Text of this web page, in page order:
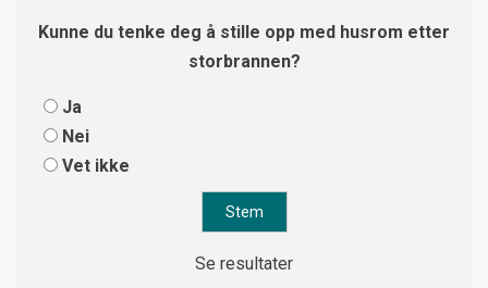
Kunne du tenke deg å stille opp med husrom etter
storbrannen?
Ja
Nei
Vet ikke
Se resultater